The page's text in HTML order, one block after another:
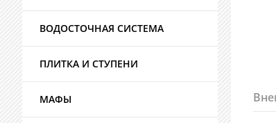
ВОДОСТОЧНАЯ СИСТЕМА
ПЛИТКА И СТУПЕНИ
МАФЫ